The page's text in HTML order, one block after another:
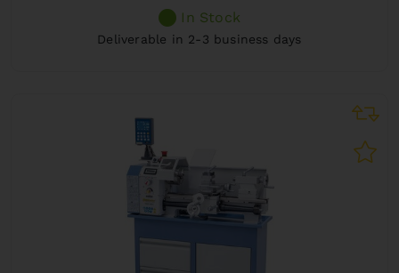
In Stock
Deliverable in 2-3 business days